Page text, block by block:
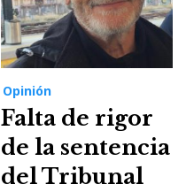
Opinión
Falta de rigor
de la sentencia
del Tribunal